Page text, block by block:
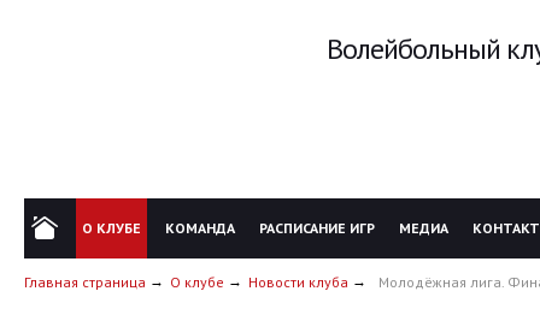
Волейбольный
О КЛУБЕ КОМАНДА РАСПИСАНИЕ ИГР МЕДИА
Главная страница О клубе Новости клуба Молодёжная лига.